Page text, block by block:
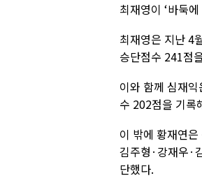
최재영이 ‘바둑
최재영은 지난 4
승단점수 241점
이와 함께 심재
수 202점을 기록
이 밖에 황재연
김주형·강재우·
단했다.